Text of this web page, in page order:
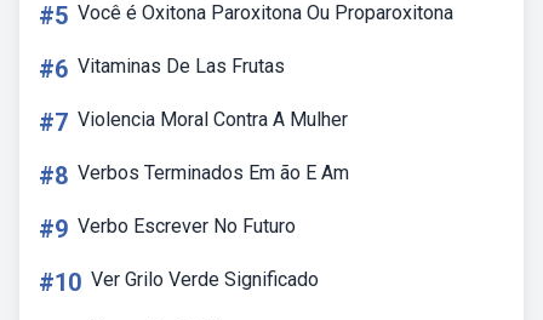
#5 Você é Oxitona Paroxitona Ou Proparoxitona
#6 Vitaminas De Las Frutas
#7 Violencia Moral Contra A Mulher
#8 Verbos Terminados Em ão E Am
#9 Verbo Escrever No Futuro
#10 Ver Grilo Verde Significado